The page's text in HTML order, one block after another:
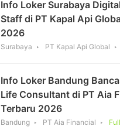
Info Loker Surabaya
Staff di PT Kapal Api
2026
Surabaya PT Kapal Api Global
Info Loker Bandung
Life Consultant di PT Aia
Terbaru 2026
Bandung PT Aia Financial